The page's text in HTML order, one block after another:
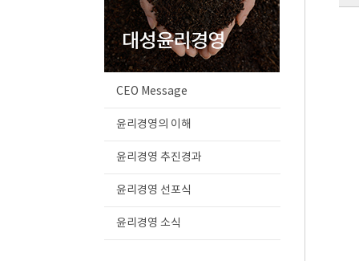
CEO Message
윤리경영의 이해
윤리경영 추진경과
윤리경영 선포식
윤리경영 소식